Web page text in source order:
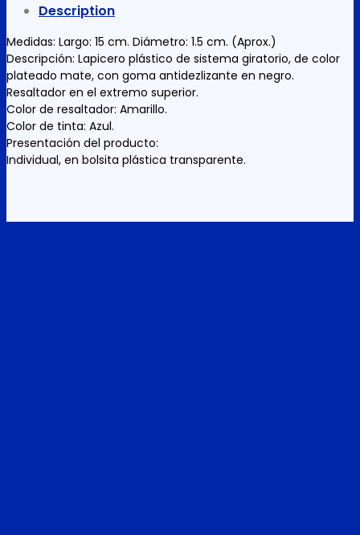
RESALTADOR
quantity
Description
Medidas: Largo: 15 cm. Diámetro: 1.5 cm. (Aprox.)
Descripción: Lapicero plástico de sistema giratorio, de color
plateado mate, con goma antidezlizante en negro.
Resaltador en el extremo superior.
Color de resaltador: Amarillo.
Color de tinta: Azul.
Presentación del producto:
Individual, en bolsita plástica transparente.